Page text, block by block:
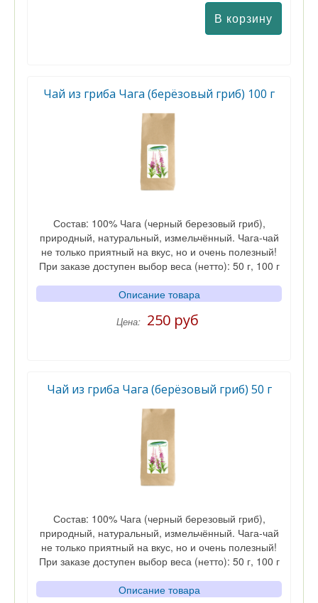
Чай из гриба Чага (берёзовый гриб) 100 г
Состав: 100% Чага (черный березовый гриб),
природный, натуральный, измельчённый. Чага-чай
не только приятный на вкус, но и очень полезный!
При заказе доступен выбор веса (нетто): 50 г, 100 г
Описание товара
Цена: 250 руб
Чай из гриба Чага (берёзовый гриб) 50 г
Состав: 100% Чага (черный березовый гриб),
природный, натуральный, измельчённый. Чага-чай
не только приятный на вкус, но и очень полезный!
При заказе доступен выбор веса (нетто): 50 г, 100 г
Описание товара